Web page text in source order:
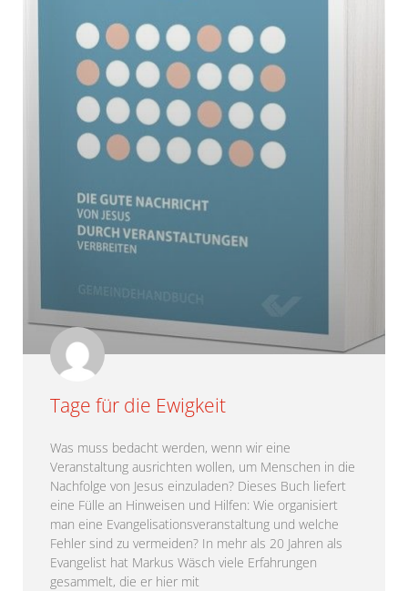
Tage für die Ewigkeit
Was muss bedacht werden, wenn wir eine
Veranstaltung ausrichten wollen, um Menschen in die
Nachfolge von Jesus einzuladen? Dieses Buch liefert
eine Fülle an Hinweisen und Hilfen: Wie organisiert
man eine Evangelisationsveranstaltung und welche
Fehler sind zu vermeiden? In mehr als 20 Jahren als
Evangelist hat Markus Wäsch viele Erfahrungen
gesammelt, die er hier mit